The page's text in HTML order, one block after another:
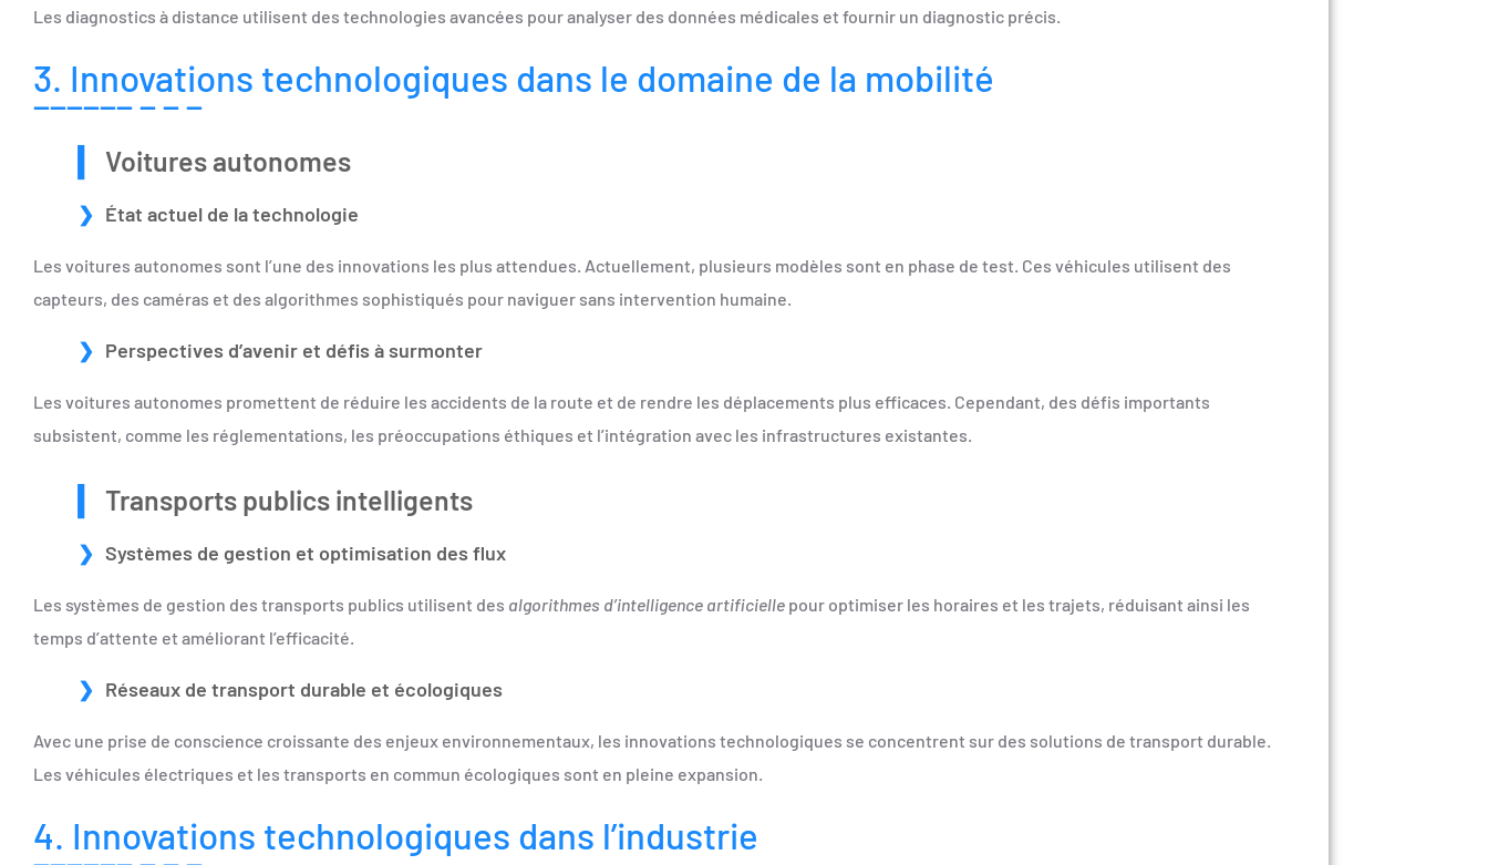
Les diagnostics à distance utilisent des technologies avancées pour analyser des données médicales et fournir un diagnostic précis.
3. Innovations technologiques dans le domaine de la mobilité
Voitures autonomes
État actuel de la technologie
Les voitures autonomes sont l’une des innovations les plus attendues. Actuellement, plusieurs modèles sont en phase de test. Ces véhicules utilisent des
capteurs, des caméras et des algorithmes sophistiqués pour naviguer sans intervention humaine.
Perspectives d’avenir et défis à surmonter
Les voitures autonomes promettent de réduire les accidents de la route et de rendre les déplacements plus efficaces. Cependant, des défis importants
subsistent, comme les réglementations, les préoccupations éthiques et l’intégration avec les infrastructures existantes.
Transports publics intelligents
Systèmes de gestion et optimisation des flux
Les systèmes de gestion des transports publics utilisent des algorithmes d’intelligence artificielle pour optimiser les horaires et les trajets, réduisant ainsi les
temps d’attente et améliorant l’efficacité.
Réseaux de transport durable et écologiques
Avec une prise de conscience croissante des enjeux environnementaux, les innovations technologiques se concentrent sur des solutions de transport durable.
Les véhicules électriques et les transports en commun écologiques sont en pleine expansion.
4. Innovations technologiques dans l’industrie